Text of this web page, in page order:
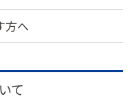
て
方へ